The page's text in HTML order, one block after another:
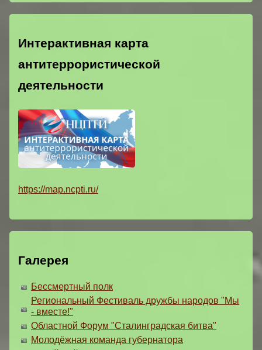
Интерактивная карта
антитеррористической
деятельности
https://map.ncpti.ru/
Галерея
Бессмертный полк
Региональный Фестиваль дружбы народов "Мы
- вместе!"
Областной Форум "Сталинградская битва"
Молодёжная команда губернатора